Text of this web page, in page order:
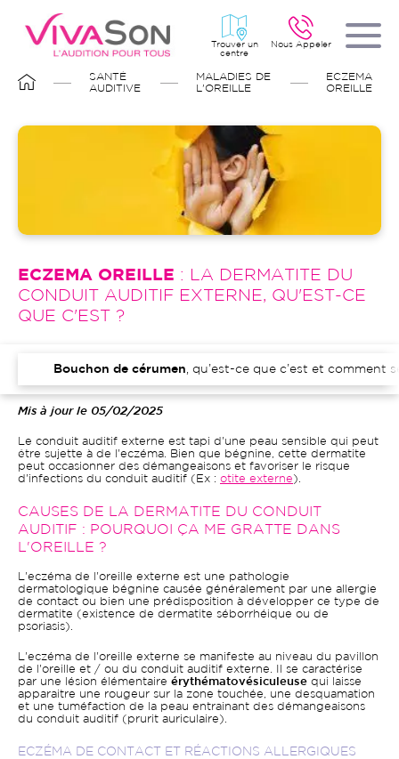
contenu
principal
Nous Appeler
Trouver un
centre
FIL
D'ARIANE
SANTÉ
AUDITIVE
MALADIES DE
L'OREILLE
ECZEMA
OREILLE
Image
ECZEMA OREILLE : LA DERMATITE DU
CONDUIT AUDITIF EXTERNE, QU'EST-CE
QUE C'EST ?
Bouchon de cérumen , qu’est-ce que c’est et comment
Mis à jour le 05/02/2025
Le conduit auditif externe est tapi d'une peau sensible qui peut
être sujette à de l'eczéma. Bien que bégnine, cette dermatite
peut occasionner des démangeaisons et favoriser le risque
d'infections du conduit auditif (Ex : otite externe ).
CAUSES DE LA DERMATITE DU CONDUIT
AUDITIF : POURQUOI ÇA ME GRATTE DANS
L'OREILLE ?
L'eczéma de l'oreille externe est une pathologie
dermatologique bégnine causée généralement par une allergie
de contact ou bien une prédisposition à développer ce type de
dermatite (existence de dermatite séborrhéique ou de
psoriasis).
L'eczéma de l'oreille externe se manifeste au niveau du pavillon
de l'oreille et / ou du conduit auditif externe. Il se caractérise
par une
lésion élémentaire érythématovésiculeuse qui laisse
apparaitre une rougeur sur la zone touchée, une desquamation
et une tuméfaction de la peau entrainant des démangeaisons
du conduit auditif (prurit auriculaire).
ECZÉMA DE CONTACT ET RÉACTIONS ALLERGIQUES